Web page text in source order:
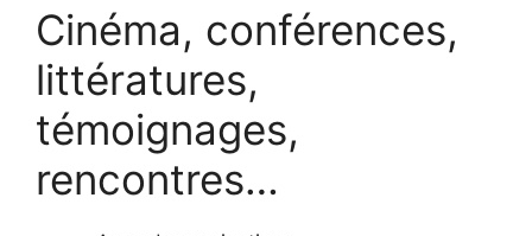
Cinéma, conférences,
littératures,
témoignages,
rencontres…